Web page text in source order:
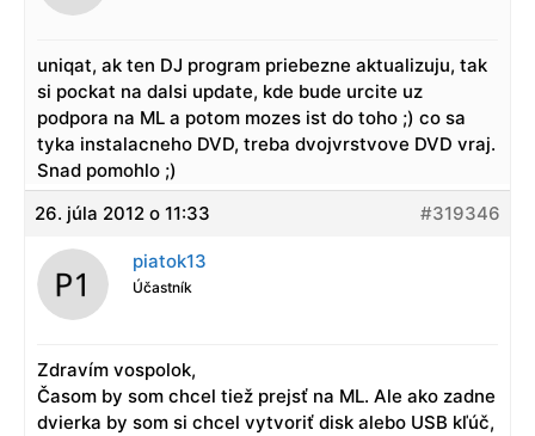
uniqat, ak ten DJ program priebezne aktualizuju, tak
si pockat na dalsi update, kde bude urcite uz
podpora na ML a potom mozes ist do toho ;) co sa
tyka instalacneho DVD, treba dvojvrstvove DVD vraj.
Snad pomohlo ;)
26. júla 2012 o 11:33
#319346
piatok13
Účastník
Zdravím vospolok,
Časom by som chcel tiež prejsť na ML. Ale ako zadne
dvierka by som si chcel vytvoriť disk alebo USB kľúč,